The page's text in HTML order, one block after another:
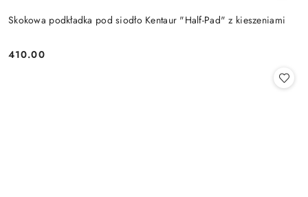
Skokowa podkładka pod siodło Kentaur "Half-Pad" z kieszeniami
Cena:
410.00